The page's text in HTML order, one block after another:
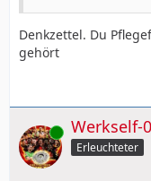
Denkzettel. Du
gehört
Online Werkself-
Erleuchteter